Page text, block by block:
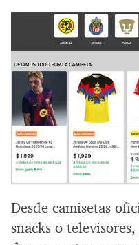
Desde camisetas
snacks o televisores,